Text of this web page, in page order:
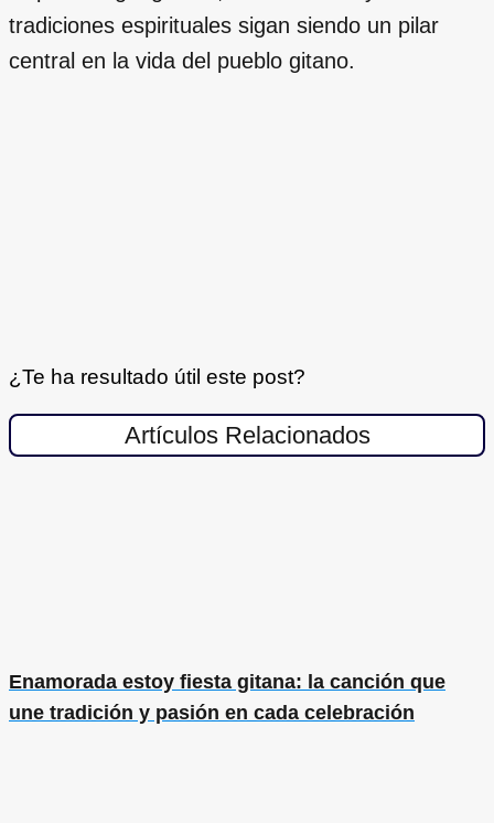
tradiciones espirituales sigan siendo un pilar
central en la vida del pueblo gitano.
¿Te ha resultado útil este post?
Artículos Relacionados
Enamorada estoy fiesta gitana: la canción que
une tradición y pasión en cada celebración